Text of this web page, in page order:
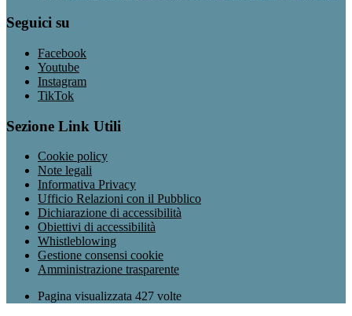
Seguici su
Facebook
Youtube
Instagram
TikTok
Sezione Link Utili
Cookie policy
Note legali
Informativa Privacy
Ufficio Relazioni con il Pubblico
Dichiarazione di accessibilità
Obiettivi di accessibilità
Whistleblowing
Gestione consensi cookie
Amministrazione trasparente
Pagina visualizzata 427 volte